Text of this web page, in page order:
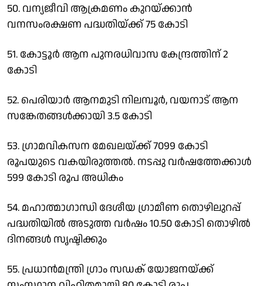
50. വന്യജീവി ആക്രമണം കുറയ്ക്കാന്‍
വനസംരക്ഷണ പദ്ധതിയ്ക്ക് 75 കോടി
51. കോട്ടൂര്‍ ആന പുനരധിവാസ കേന്ദ്രത്തിന് 2
കോടി
52. പെരിയാര്‍ ആനമുടി നിലമ്പൂര്‍, വയനാട് ആന
സങ്കേതങ്ങള്‍ക്കായി 3.5 കോടി
53. ഗ്രാമവികസന മേഖലയ്ക്ക് 7099 കോടി
രൂപയുടെ വകയിരുത്തല്‍. നടപ്പു വര്‍ഷത്തേക്കാള്‍
599 കോടി രൂപ അധികം
54. മഹാത്മാഗാന്ധി ദേശീയ ഗ്രാമീണ തൊഴിലുറപ്പ്
പദ്ധതിയില്‍ അടുത്ത വര്‍ഷം 10.50 കോടി തൊഴില്‍
ദിനങ്ങള്‍ സൃഷ്ടിക്കും
55. പ്രധാന്‍മന്ത്രി ഗ്രാം സഡക് യോജനയ്ക്ക്